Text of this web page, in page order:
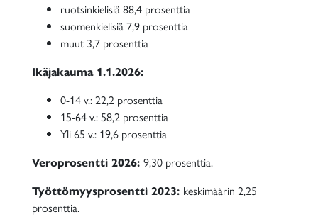
ruotsinkielisiä 88,4 prosenttia
suomenkielisiä 7,9 prosenttia
muut 3,7 prosenttia
Ikäjakauma 1.1.2026:
0-14 v.: 22,2 prosenttia
15-64 v.: 58,2 prosenttia
Yli 65 v.: 19,6 prosenttia
Veroprosentti 2026: 9,30 prosenttia.
Työttömyysprosentti 2023: keskimäärin 2,25
prosenttia.